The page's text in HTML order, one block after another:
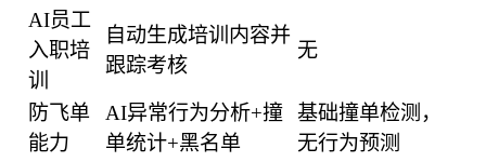
AI员工
入职培
训
自动生成培训内容并
跟踪考核
无
防飞单
能力
AI异常行为分析+撞
单统计+黑名单
基础撞单检测，
无行为预测